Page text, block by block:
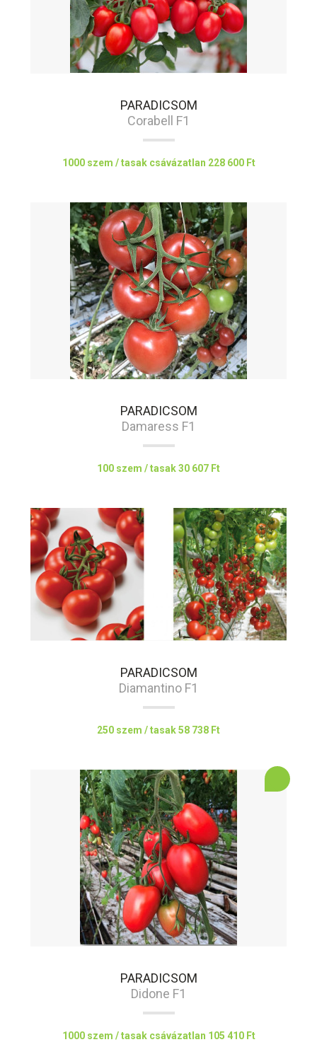
PARADICSOM
Corabell F1
1000 szem / tasak csávázatlan 228 600 Ft
PARADICSOM
Damaress F1
100 szem / tasak30 607 Ft
PARADICSOM
Diamantino F1
250 szem / tasak58 738 Ft
PARADICSOM
Didone F1
1000 szem / tasak csávázatlan 105 410 Ft